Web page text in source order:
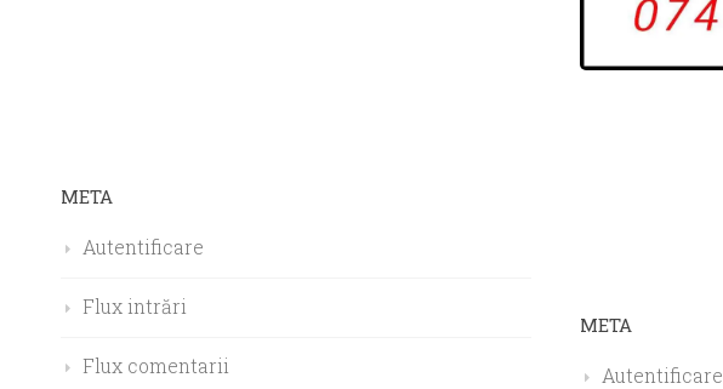
META
Autentificare
Flux intrări
Flux comentarii
META
Autentificare